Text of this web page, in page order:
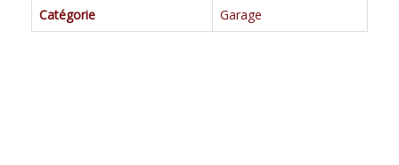
Catégorie
Garage